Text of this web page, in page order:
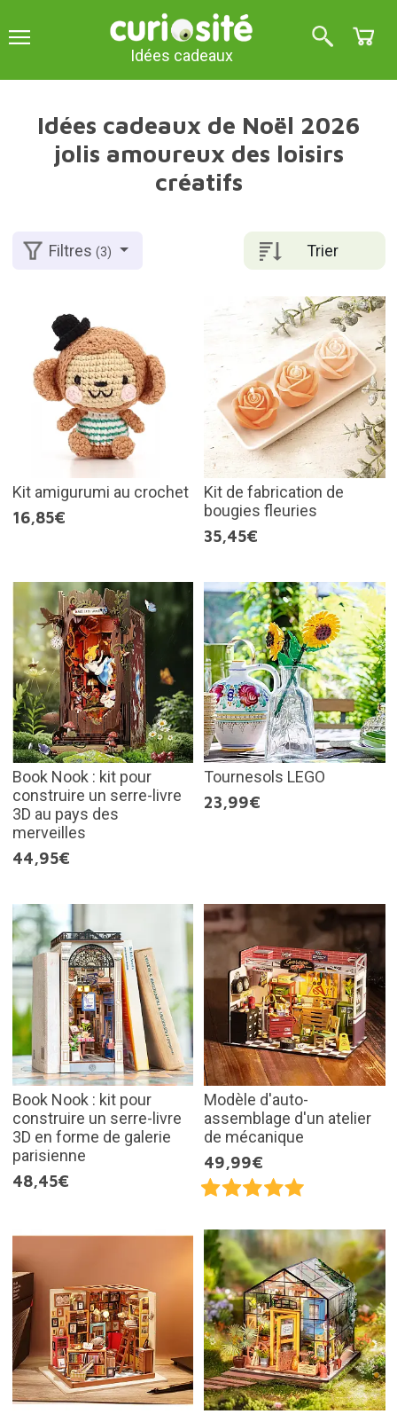
Idées cadeaux
Idées cadeaux de Noël 2026
jolis amoureux des loisirs
créatifs
Trier
Filtres(3)
Kit amigurumi au crochet
16,85€
Kit de fabrication de
bougies fleuries
35,45€
Book Nook : kit pour
construire un serre-livre
3D au pays des
merveilles
44,95€
Tournesols LEGO
23,99€
Book Nook : kit pour
construire un serre-livre
3D en forme de galerie
parisienne
48,45€
Modèle d'auto-
assemblage d'un atelier
de mécanique
49,99€